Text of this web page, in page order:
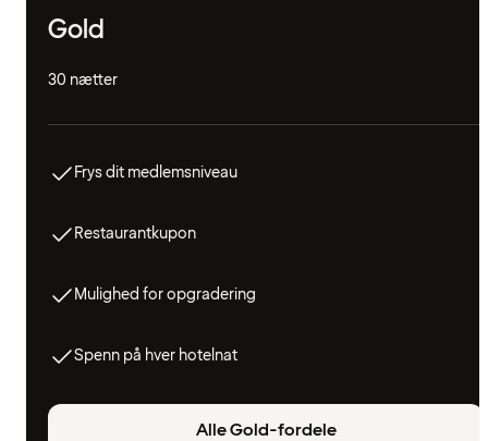
Gold
30 nætter
Frys dit medlemsniveau
Restaurantkupon
Mulighed for opgradering
Spenn på hver hotelnat
Alle Gold-fordele